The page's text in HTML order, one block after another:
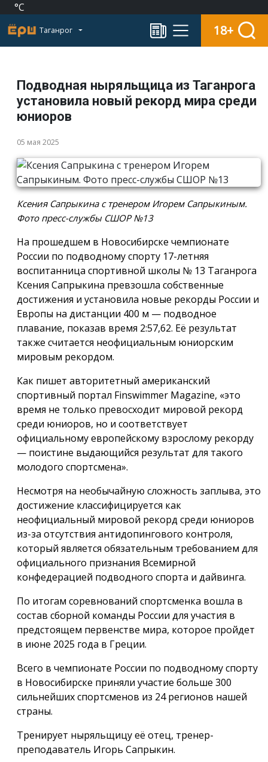
°C
Таганрог 18+
Подводная ныряльщица из Таганрога
установила новый рекорд мира среди
юниоров
05 мая 2025
Ксения Сапрыкина с тренером Игорем Сапрыкиным.
Фото пресс-службы СШОР №13
На прошедшем в Новосибирске чемпионате
России по подводному спорту 17-летняя
воспитанница спортивной школы № 13 Таганрога
Ксения Сапрыкина превзошла собственные
достижения и установила новые рекорды России и
Европы на дистанции 400 м — подводное
плавание, показав время 2:57,62. Её результат
также считается неофициальным юниорским
мировым рекордом.
Как пишет авторитетный американский
спортивный портал Finswimmer Magazine, «это
время не только превосходит мировой рекорд
среди юниоров, но и соответствует
официальному европейскому взрослому рекорду
— поистине выдающийся результат для такого
молодого спортсмена».
Несмотря на необычайную сложность заплыва, это
достижение классифицируется как
неофициальный мировой рекорд среди юниоров
из-за отсутствия антидопингового контроля,
который является обязательным требованием для
официального признания Всемирной
конфедерацией подводного спорта и дайвинга.
По итогам соревнований спортсменка вошла в
состав сборной команды России для участия в
предстоящем первенстве мира, которое пройдет
в июне 2025 года в Греции.
Всего в чемпионате России по подводному спорту
в Новосибирске приняли участие больше 300
сильнейших спортсменов из 24 регионов нашей
страны.
Тренирует ныряльщицу её отец, тренер-
преподаватель Игорь Сапрыкин.